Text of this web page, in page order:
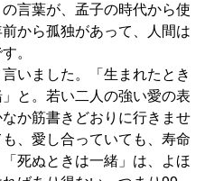
言葉が、孟子の時代から使
から孤独があって、人間は
。
いました。「生まれたとき
と。若い二人の強い愛の表
か筋書きどおりに行きませ
、愛し合っていても、寿命
死ぬときは一緒」は、よほ